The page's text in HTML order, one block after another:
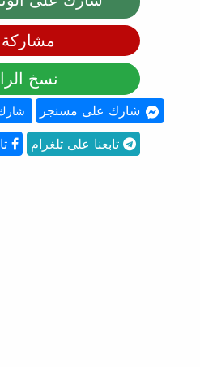
مشاركة
نسخ
شارك على مسنجر
تابعنا على تلغرام